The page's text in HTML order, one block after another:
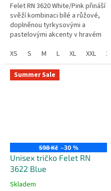
Felet RN 3620 White/Pink přináší
svěží kombinaci bílé a růžové,
doplněnou tyrkysovými a
pastelovými akcenty v hravém
výrazné tričko, které upoutá...
XS S M L XL XXL 3XL
Summer Sale
598 Kč –30 %
Unisex tričko Felet RN
3622 Blue
Skladem